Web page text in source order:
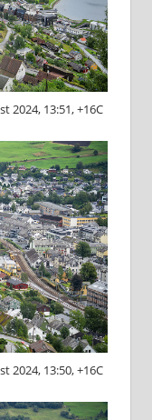
2024, 13:51, +16C
2024, 13:50, +16C